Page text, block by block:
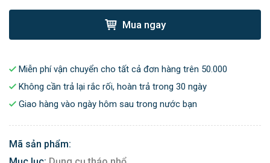
Mua ngay
Miễn phí vận chuyển cho tất cả đơn hàng trên 50.000
Không cần trả lại rắc rối, hoàn trả trong 30 ngày
Giao hàng vào ngày hôm sau trong nước bạn
Mã sản phẩm: